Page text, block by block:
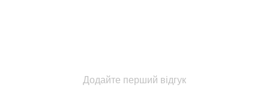
Додайте перший відгук